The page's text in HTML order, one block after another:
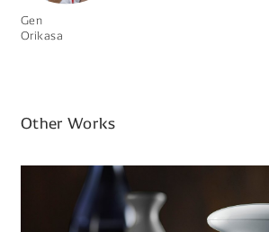
Gen
Orikasa
Other Works